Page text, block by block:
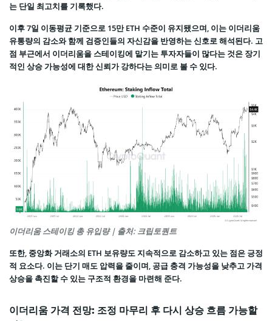
는 단일 최고치를 기록했다.
이후 7일 이동평균 기준으로 15만 ETH 수준이 유지됐으며, 이는 이더리움
유통량의 감소와 함께 검증인들의 자신감을 반영하는 신호로 해석된다. 고
점 부근에서 이더리움을 스테이킹에 맡기는 투자자들이 많다는 것은 장기
적인 상승 가능성에 대한 신뢰가 강하다는 의미로 볼 수 있다.
이더리움 스테이킹 총 유입량 | 출처: 크립토퀀트
또한, 중앙화 거래소의 ETH 보유량도 지속적으로 감소하고 있는 점은 긍정
적 요소다. 이는 단기 매도 압력을 줄이며, 공급 충격 가능성을 낮추고 가격
상승을 촉진할 수 있는 구조적 환경을 마련해 준다.
이더리움 가격 전망: 조정 마무리 후 다시 상승 흐름 가능할